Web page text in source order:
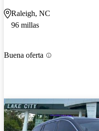
Raleigh, NC
96 millas
Buena oferta